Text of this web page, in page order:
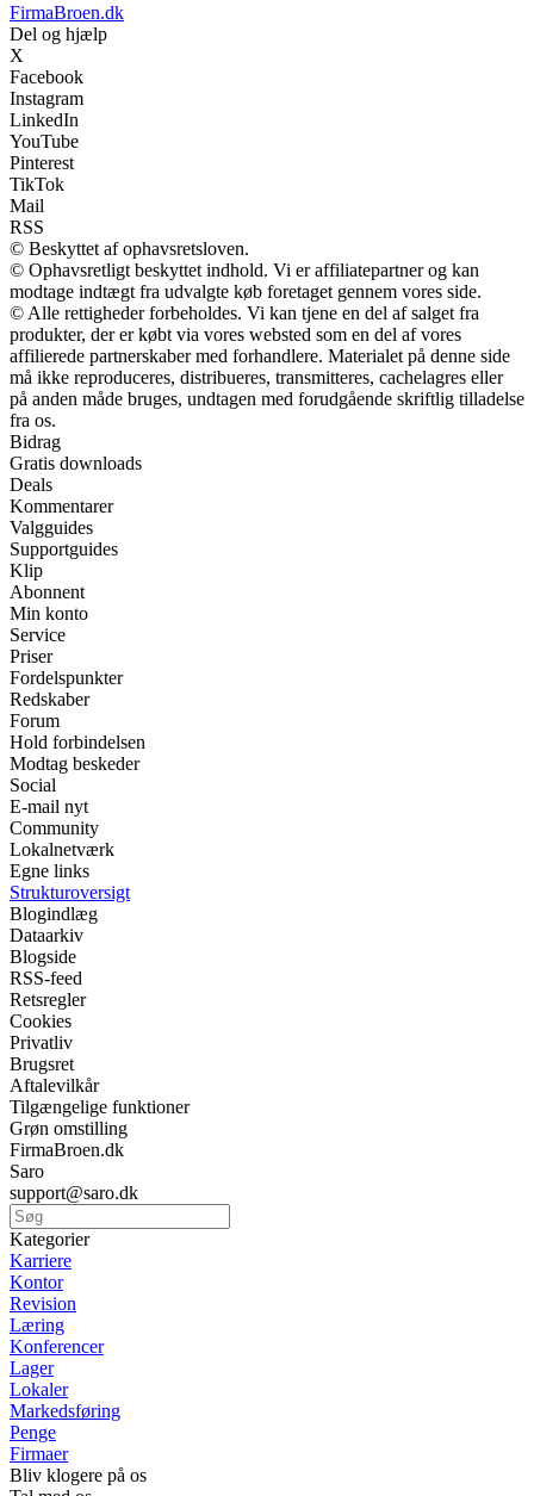
FirmaBroen.dk
Del og hjælp
X
Facebook
Instagram
LinkedIn
YouTube
Pinterest
TikTok
Mail
RSS
© Beskyttet af ophavsretsloven.
© Ophavsretligt beskyttet indhold. Vi er affiliatepartner og kan
modtage indtægt fra udvalgte køb foretaget gennem vores side.
© Alle rettigheder forbeholdes. Vi kan tjene en del af salget fra
produkter, der er købt via vores websted som en del af vores
affilierede partnerskaber med forhandlere. Materialet på denne side
må ikke reproduceres, distribueres, transmitteres, cachelagres eller
på anden måde bruges, undtagen med forudgående skriftlig tilladelse
fra os.
Bidrag
Gratis downloads
Deals
Kommentarer
Valgguides
Supportguides
Klip
Abonnent
Min konto
Service
Priser
Fordelspunkter
Redskaber
Forum
Hold forbindelsen
Modtag beskeder
Social
E-mail nyt
Community
Lokalnetværk
Egne links
Strukturoversigt
Blogindlæg
Dataarkiv
Blogside
RSS-feed
Retsregler
Cookies
Privatliv
Brugsret
Aftalevilkår
Tilgængelige funktioner
Grøn omstilling
FirmaBroen.dk
Saro
support@saro.dk
Kategorier
Karriere
Kontor
Revision
Læring
Konferencer
Lager
Lokaler
Markedsføring
Penge
Firmaer
Bliv klogere på os